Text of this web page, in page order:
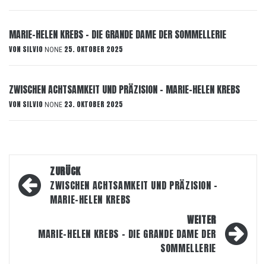
MARIE-HELEN KREBS – DIE GRANDE DAME DER SOMMELLERIE
VON SILVIO NONE 25. OKTOBER 2025
ZWISCHEN ACHTSAMKEIT UND PRÄZISION – MARIE-HELEN KREBS
VON SILVIO NONE 23. OKTOBER 2025
Beitragsnavigation
ZURÜCK
ZWISCHEN ACHTSAMKEIT UND PRÄZISION –
MARIE-HELEN KREBS
WEITER
MARIE-HELEN KREBS – DIE GRANDE DAME DER
SOMMELLERIE